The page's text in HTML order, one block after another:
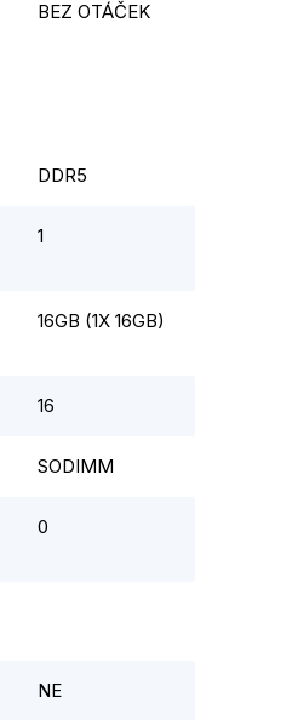
BEZ OTÁČEK
DDR5
1
16GB (1X 16GB)
16
SODIMM
0
NE